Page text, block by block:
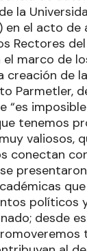
la
en el acto
Rectores
el marco de
creación de la
Parmetler,
“es
tenemos
valiosos,
conectan
que
políticos
desde